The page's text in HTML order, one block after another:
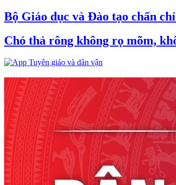
Bộ Giáo dục và Đào tạo chấn
Chó thả rông không rọ mõm,